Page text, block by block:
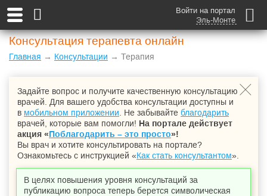
Войти на портал
Эль-Монте
Консультация терапевта онлайн
Главная → Консультации → Терапия
Задайте вопрос и получите качественную консультацию
врачей. Для вашего удобства консультации доступны и
в мобильном приложении . Не забывайте благодарить
врачей, которые вам помогли! На портале действует
акция «Поблагодарить – это просто»!
Вы врач и хотите консультировать на портале?
Ознакомьтесь с инструкцией «Как стать консультантом».
В целях повышения уровня консультаций за
публикацию вопроса теперь берется символическая